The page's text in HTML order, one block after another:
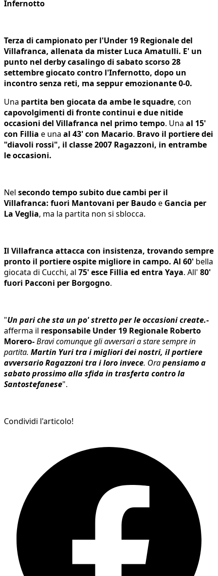
Infernotto
Terza di campionato per l'Under 19 Regionale del
Villafranca, allenata da mister Luca Amatulli. E' un
punto nel derby casalingo di sabato scorso 28
settembre giocato contro l'Infernotto, dopo un
incontro senza reti, ma seppur emozionante 0-0.
Una partita ben giocata da ambe le squadre, con
capovolgimenti di fronte continui e due nitide
occasioni del Villafranca nel primo tempo. Una al 15'
con Fillia e una al 43' con Macario. Bravo il portiere dei
"diavoli rossi", il classe 2007 Ragazzoni, in entrambe
le occasioni.
Nel secondo tempo subito due cambi per il
Villafranca: fuori Mantovani per Baudoe Gancia per
La Veglia, ma la partita non si sblocca.
Il Villafranca attacca con insistenza, trovando sempre
pronto il portiere ospite migliore in campo. Al 60' bella
giocata di Cucchi, al 75' esce Fillia ed entra Yaya. All' 80'
fuori Pacconi per Borgogno.
"Un pari che sta un po' stretto per le occasioni create.-
afferma il responsabile Under 19 Regionale Roberto
Morero-Bravi comunque gli avversari a stare sempre in
partita. Martin Yuri tra i migliori dei nostri, il portiere
avversario Ragazzoni tra i loro invece. Orapensiamo a
sabato prossimo alla sfida in trasferta contro la
Santostefanese".
Condividi l'articolo!